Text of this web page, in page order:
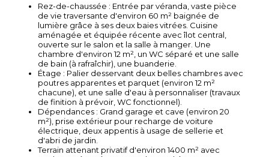
Rez-de-chaussée : Entrée par véranda, vaste pièce
de vie traversante d'environ 60 m² baignée de
lumière grâce à ses deux baies vitrées. Cuisine
aménagée et équipée récente avec îlot central,
ouverte sur le salon et la salle à manger. Une
chambre d'environ 12 m², un WC séparé et une salle
de bain (à rafraîchir), une buanderie.
Étage : Palier desservant deux belles chambres avec
poutres apparentes et parquet (environ 12 m²
chacune), et une salle d'eau à personnaliser (travaux
de finition à prévoir, WC fonctionnel).
Dépendances : Grand garage et cave (environ 20
m²), prise extérieur pour recharge de voiture
électrique, deux appentis à usage de sellerie et
d'abri de jardin.
Terrain attenant privatif d'environ 1400 m² avec